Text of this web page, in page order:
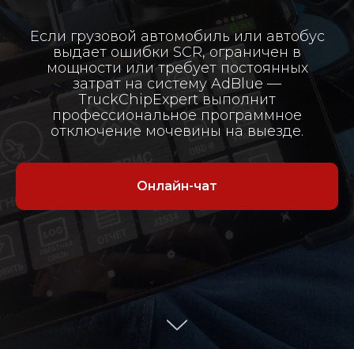
Если грузовой автомобиль или автобус
выдает ошибки SCR, ограничен в
мощности или требует постоянных
затрат на систему AdBlue —
TruckChipExpert выполнит
профессиональное программное
отключение мочевины на выезде.
Онлайн-чат